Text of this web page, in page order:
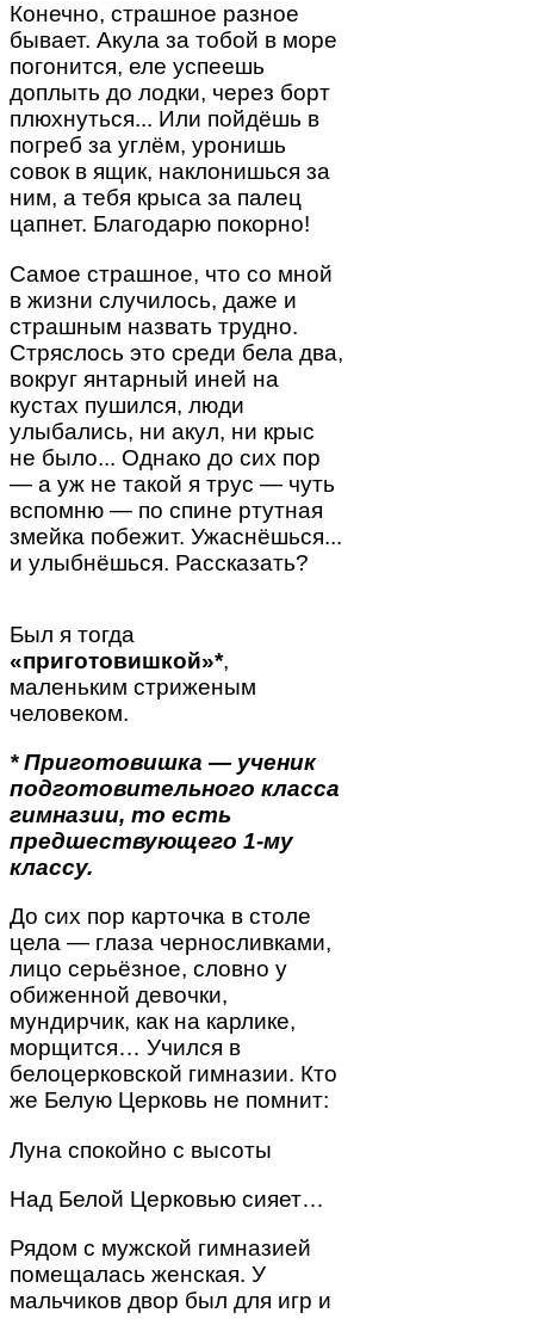
Конечно, страшное разное
бывает. Акула за тобой в море
погонится, еле успеешь
доплыть до лодки, через борт
плюхнуться... Или пойдёшь в
погреб за углём, уронишь
совок в ящик, наклонишься за
ним, а тебя крыса за палец
цапнет. Благодарю покорно!
Самое страшное, что со мной
в жизни случилось, даже и
страшным назвать трудно.
Стряслось это среди бела два,
вокруг янтарный иней на
кустах пушился, люди
улыбались, ни акул, ни крыс
не было... Однако до сих пор
— а уж не такой я трус — чуть
вспомню — по спине ртутная
змейка побежит. Ужаснёшься...
и улыбнёшься. Рассказать?
Был я тогда
«приготовишкой»*,
маленьким стриженым
человеком.
* Приготовишка — ученик
подготовительного класса
гимназии, то есть
предшествующего 1-му
классу.
До сих пор карточка в столе
цела — глаза черносливками,
лицо серьёзное, словно у
обиженной девочки,
мундирчик, как на карлике,
морщится… Учился в
белоцерковской гимназии. Кто
же Белую Церковь не помнит:
Луна спокойно с высоты
Над Белой Церковью сияет…
Рядом с мужской гимназией
помещалась женская. У
мальчиков двор был для игр и